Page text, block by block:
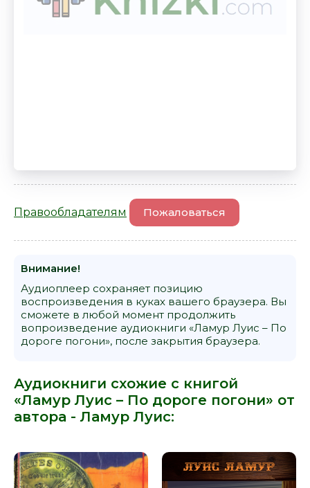
Правообладателям Пожаловаться
Внимание!
Аудиоплеер сохраняет позицию
воспроизведения в куках вашего браузера. Вы
сможете в любой момент продолжить
вопроизведение аудиокниги «Ламур Луис – По
дороге погони», после закрытия браузера.
Аудиокниги схожие с книгой
«Ламур Луис – По дороге погони» от
автора -Ламур Луис: